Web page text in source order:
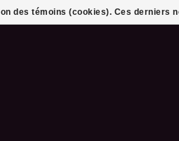
des témoins (cookies). Ces